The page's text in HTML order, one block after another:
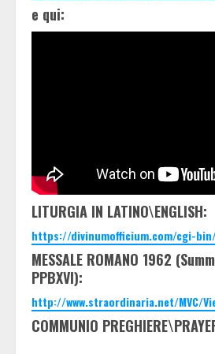
e qui:
LITURGIA IN LATINO\ENGLISH:
https://divinumofficium.com/cgi-
MESSALE ROMANO 1962
PPBXVI):
http://www.straordinaria.net/MVC/
COMMUNIO